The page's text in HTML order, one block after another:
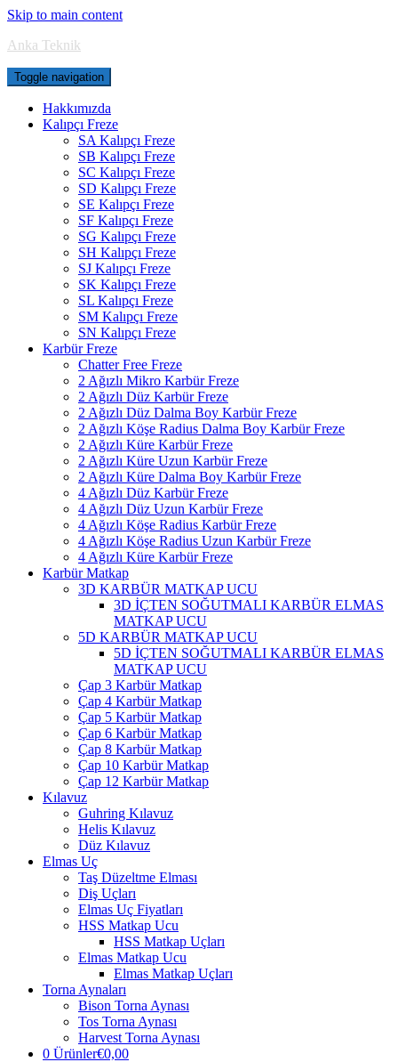
Skip to main content
Anka Teknik
Toggle navigation
Hakkımızda
Kalıpçı Freze
SA Kalıpçı Freze
SB Kalıpçı Freze
SC Kalıpçı Freze
SD Kalıpçı Freze
SE Kalıpçı Freze
SF Kalıpçı Freze
SG Kalıpçı Freze
SH Kalıpçı Freze
SJ Kalıpçı Freze
SK Kalıpçı Freze
SL Kalıpçı Freze
SM Kalıpçı Freze
SN Kalıpçı Freze
Karbür Freze
Chatter Free Freze
2 Ağızlı Mikro Karbür Freze
2 Ağızlı Düz Karbür Freze
2 Ağızlı Düz Dalma Boy Karbür Freze
2 Ağızlı Köşe Radius Dalma Boy Karbür Freze
2 Ağızlı Küre Karbür Freze
2 Ağızlı Küre Uzun Karbür Freze
2 Ağızlı Küre Dalma Boy Karbür Freze
4 Ağızlı Düz Karbür Freze
4 Ağızlı Düz Uzun Karbür Freze
4 Ağızlı Köşe Radius Karbür Freze
4 Ağızlı Köşe Radius Uzun Karbür Freze
4 Ağızlı Küre Karbür Freze
Karbür Matkap
3D KARBÜR MATKAP UCU
3D İÇTEN SOĞUTMALI KARBÜR ELMAS
MATKAP UCU
5D KARBÜR MATKAP UCU
5D İÇTEN SOĞUTMALI KARBÜR ELMAS
MATKAP UCU
Çap 3 Karbür Matkap
Çap 4 Karbür Matkap
Çap 5 Karbür Matkap
Çap 6 Karbür Matkap
Çap 8 Karbür Matkap
Çap 10 Karbür Matkap
Çap 12 Karbür Matkap
Kılavuz
Guhring Kılavuz
Helis Kılavuz
Düz Kılavuz
Elmas Uç
Taş Düzeltme Elması
Diş Uçları
Elmas Uç Fiyatları
HSS Matkap Ucu
HSS Matkap Uçları
Elmas Matkap Ucu
Elmas Matkap Uçları
Torna Aynaları
Bison Torna Aynası
Tos Torna Aynası
Harvest Torna Aynası
0 Ürünler€0,00